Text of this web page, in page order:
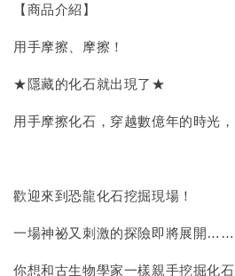
【商品介紹】
用手摩擦、摩擦！
★隱藏的化石就出現了★
用手摩擦化石，穿越數億年的時光
歡迎來到恐龍化石挖掘現場！
一場神祕又刺激的探險即將展開……
你想和古生物學家一樣親手挖掘化石